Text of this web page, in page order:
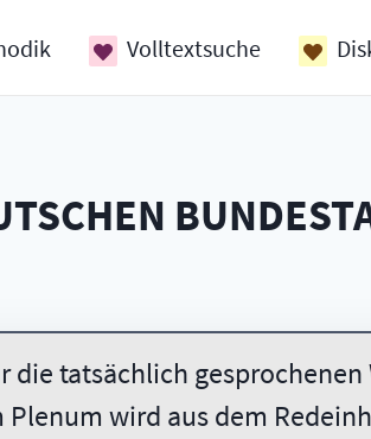
Volltextsuche
die tatsächlich
wird aus dem